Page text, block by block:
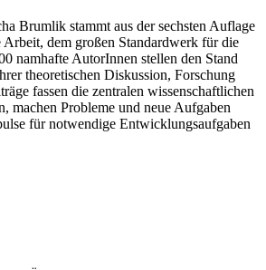
Brumlik stammt aus der sechsten Auflage
Arbeit, dem großen Standardwerk für die
namhafte AutorInnen stellen den Stand
theoretischen Diskussion, Forschung
fassen die zentralen wissenschaftlichen
machen Probleme und neue Aufgaben
für notwendige Entwicklungsaufgaben